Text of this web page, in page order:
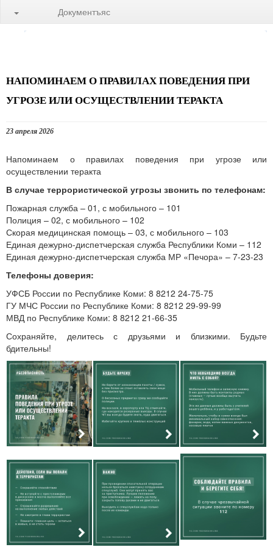
Документъяс
НАПОМИНАЕМ О ПРАВИЛАХ ПОВЕДЕНИЯ ПРИ
УГРОЗЕ ИЛИ ОСУЩЕСТВЛЕНИИ ТЕРАКТА
23 апреля 2026
Напоминаем о правилах поведения при угрозе или
осуществлении теракта
В случае террористической угрозы звонить по телефонам:
Пожарная служба – 01, с мобильного – 101
Полиция – 02, с мобильного – 102
Скорая медицинская помощь – 03, с мобильного – 103
Единая дежурно-диспетчерская служба Республики Коми – 112
Единая дежурно-диспетчерская служба МР «Печора» – 7-23-23
Телефоны доверия:
УФСБ России по Республике Коми: 8 8212 24-75-75
ГУ МЧС России по Республике Коми: 8 8212 29-99-99
МВД по Республике Коми: 8 8212 21-66-35
Сохраняйте, делитесь с друзьями и близкими. Будьте
бдительны!